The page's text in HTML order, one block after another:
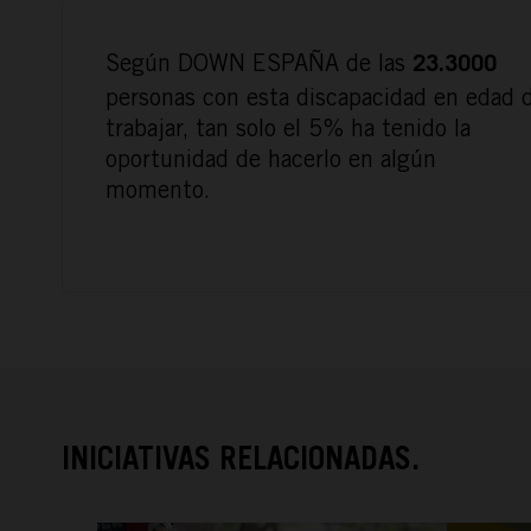
Según DOWN ESPAÑA de las 23.3000
personas con esta discapacidad en edad
trabajar, tan solo el 5% ha tenido la
oportunidad de hacerlo en algún
momento.
INICIATIVAS RELACIONADAS.